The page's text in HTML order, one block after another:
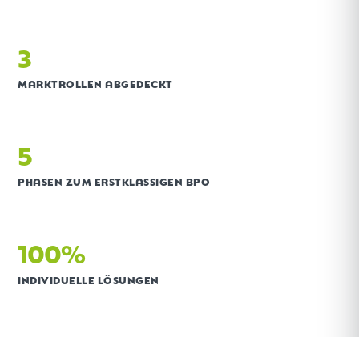
3
MARKTROLLEN ABGEDECKT
5
PHASEN ZUM ERSTKLASSIGEN BPO
100%
INDIVIDUELLE LÖSUNGEN